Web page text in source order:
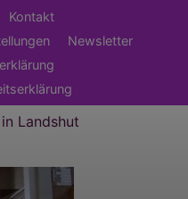
Kontakt
Newsletter
Landshut